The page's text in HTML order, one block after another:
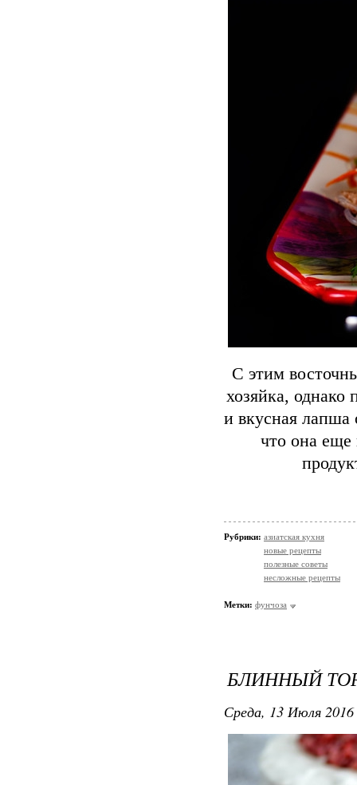
С этим
хозяйка, однако
и вкусная лапша
что она еще
Рубрики: азиатская кухня
новые рецепты
полезные советы
несложные рецепты
Метки: фунчоза
БЛИННЫЙ
Среда, 13 Июля